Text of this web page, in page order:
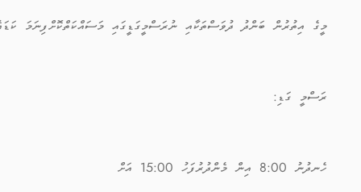
މީގެ އިތުރުން ބަންދު ދުވަސްތަކާއި ނުރަސްމީގަޑީގައި މަސައްކަތްކޮށްފިނަމަ
ރަސްމީ ގަޑި:
ހެނދުނު 8:00 އިން މެންދުރުފަހު 15:00 އަށް